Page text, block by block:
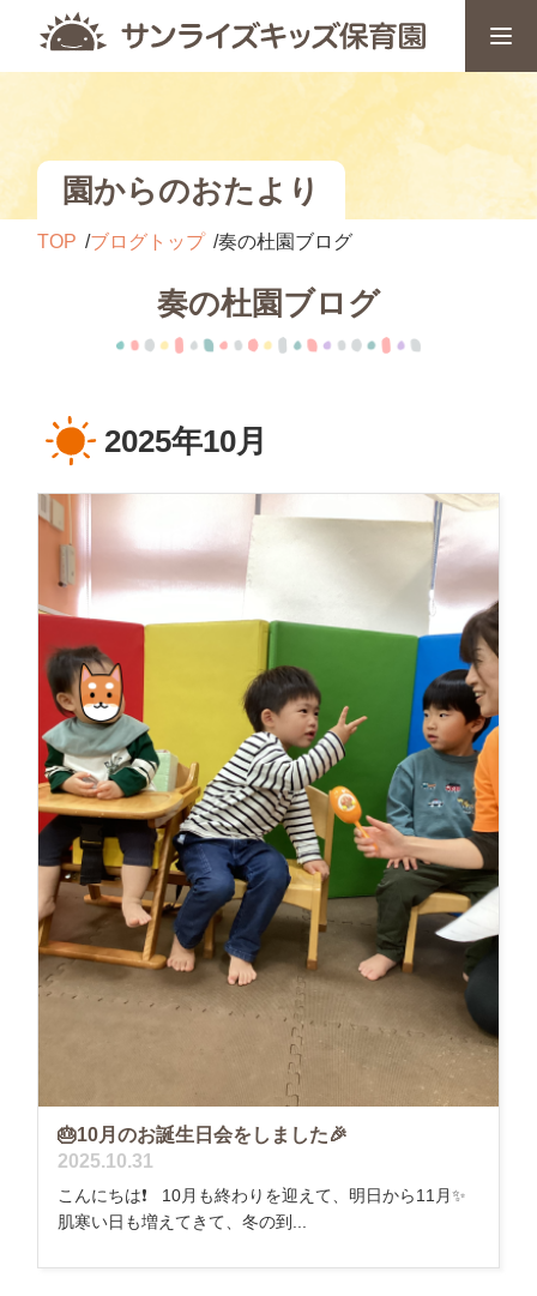
園からのおたより
TOP ブログトップ 奏の杜園ブログ
奏の杜園ブログ
2025年10月
🎂10月のお誕生日会をしました🎉
2025.10.31
こんにちは❗️ 10月も終わりを迎えて、明日から11月✨
肌寒い日も増えてきて、冬の到...